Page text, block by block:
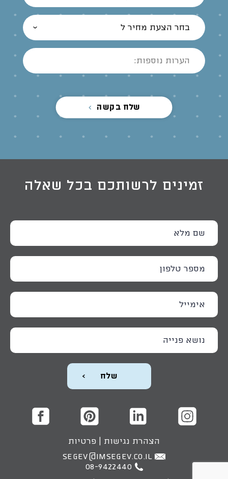
בחר הצעת מחיר ל
שלח בקשה
זמינים לרשותכם בכל שאלה
SEGEV@IMSEGEV.CO.IL
08-9422440
הצהרת נגישות פרטיות